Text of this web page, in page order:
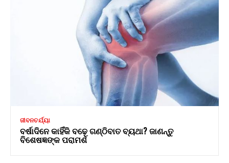
ଜୀବନଚର୍ଯ୍ୟା
ବର୍ଷାଦିନେ କାହିଁକି ବଢ଼େ ଗଣ୍ଠିବାତ ବ୍ୟଥା? ଜାଣନ୍ତୁ
ବିଶେଷଜ୍ଞଙ୍କ ପରାମର୍ଶ